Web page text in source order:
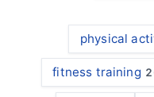
physical
fitness training